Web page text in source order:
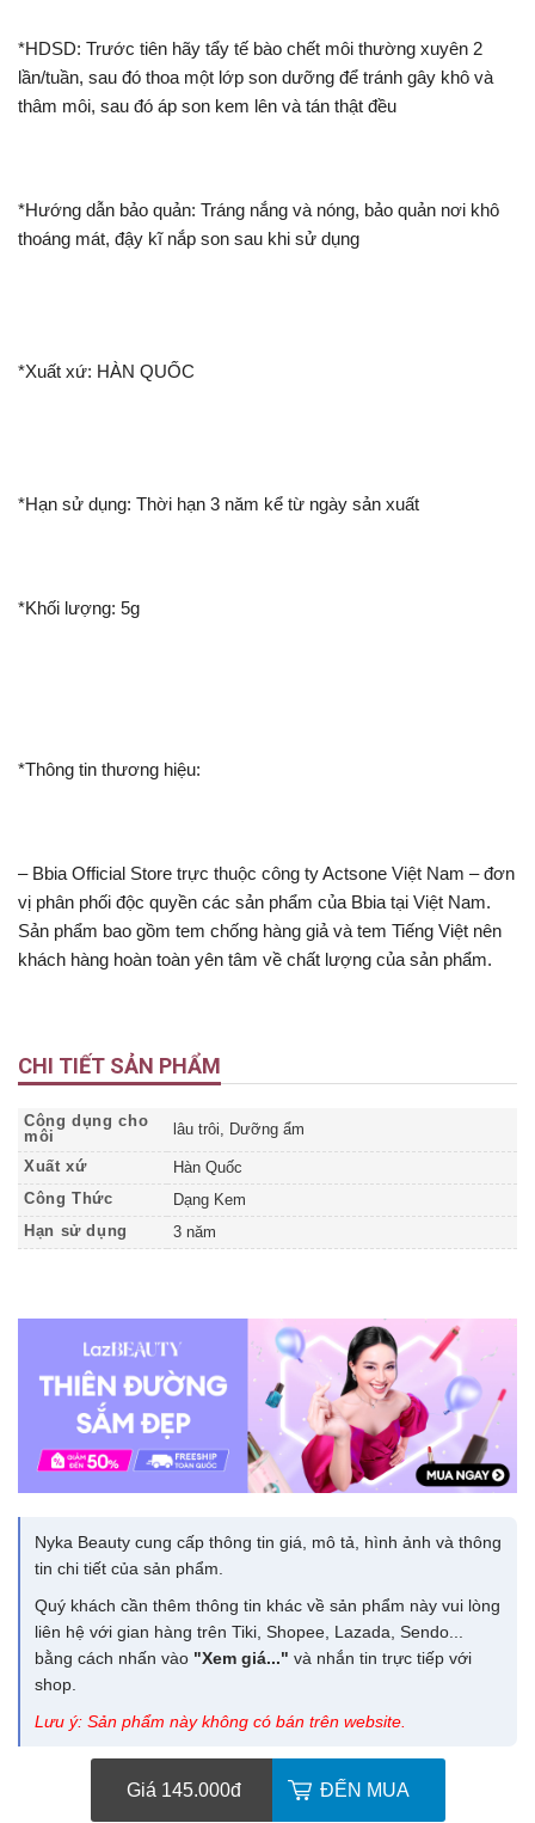
*HDSD: Trước tiên hãy tẩy tế bào chết môi thường xuyên 2
lần/tuần, sau đó thoa một lớp son dưỡng để tránh gây khô và
thâm môi, sau đó áp son kem lên và tán thật đều
*Hướng dẫn bảo quản: Tráng nắng và nóng, bảo quản nơi khô
thoáng mát, đậy kĩ nắp son sau khi sử dụng
*Xuất xứ: HÀN QUỐC
*Hạn sử dụng: Thời hạn 3 năm kể từ ngày sản xuất
*Khối lượng: 5g
*Thông tin thương hiệu:
– Bbia Official Store trực thuộc công ty Actsone Việt Nam – đơn
vị phân phối độc quyền các sản phẩm của Bbia tại Việt Nam.
Sản phẩm bao gồm tem chống hàng giả và tem Tiếng Việt nên
khách hàng hoàn toàn yên tâm về chất lượng của sản phẩm.
CHI TIẾT SẢN PHẨM
Công dụng cho
môi
lâu trôi, Dưỡng ẩm
Xuất xứ
Hàn Quốc
Công Thức
Dạng Kem
Hạn sử dụng
3 năm
Nyka Beauty cung cấp thông tin giá, mô tả, hình ảnh và thông
tin chi tiết của sản phẩm.
Quý khách cần thêm thông tin khác về sản phẩm này vui lòng
liên hệ với gian hàng trên Tiki, Shopee, Lazada, Sendo...
bằng cách nhấn vào "Xem giá..." và nhắn tin trực tiếp với
shop.
Lưu ý: Sản phẩm này không có bán trên website.
Giá 145.000đ ĐẾN MUA